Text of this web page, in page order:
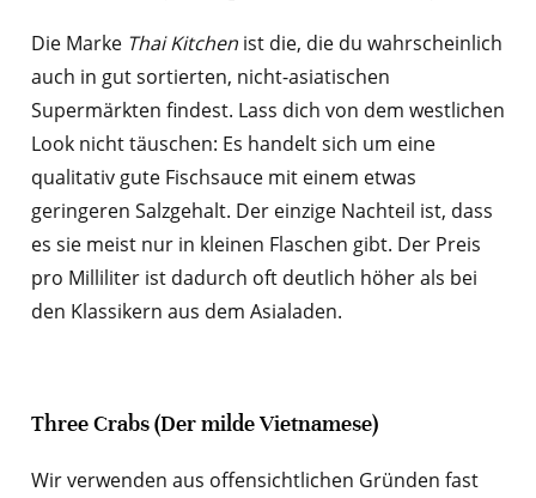
Die Marke Thai Kitchenist die, die du wahrscheinlich
auch in gut sortierten, nicht-asiatischen
Supermärkten findest. Lass dich von dem westlichen
Look nicht täuschen: Es handelt sich um eine
qualitativ gute Fischsauce mit einem etwas
geringeren Salzgehalt. Der einzige Nachteil ist, dass
es sie meist nur in kleinen Flaschen gibt. Der Preis
pro Milliliter ist dadurch oft deutlich höher als bei
den Klassikern aus dem Asialaden.
Three Crabs (Der milde Vietnamese)
Wir verwenden aus offensichtlichen Gründen fast